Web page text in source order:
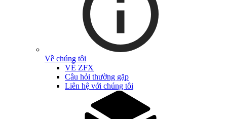
Về chúng tôi
VỀ ZFX
Câu hỏi thường gặp
Liên hệ với chúng tôi